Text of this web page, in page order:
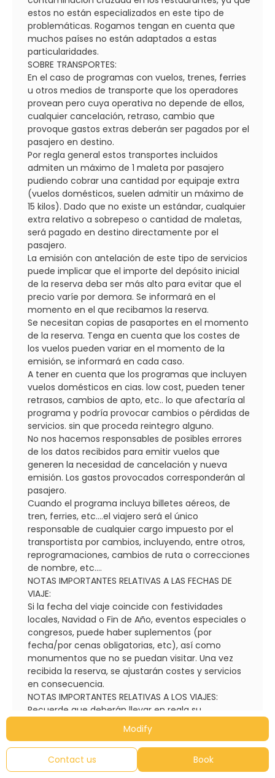
Modify
Contact us Book
estos no están especializados en este tipo de
problemáticas. Rogamos tengan en cuenta que
muchos países no están adaptados a estas
particularidades.
SOBRE TRANSPORTES:
En el caso de programas con vuelos, trenes, ferries
u otros medios de transporte que los operadores
provean pero cuya operativa no depende de ellos,
cualquier cancelación, retraso, cambio que
provoque gastos extras deberán ser pagados por el
pasajero en destino.
Por regla general estos transportes incluidos
admiten un máximo de 1 maleta por pasajero
pudiendo cobrar una cantidad por equipaje extra
(vuelos domésticos, suelen admitir un máximo de
15 kilos). Dado que no existe un estándar, cualquier
extra relativo a sobrepeso o cantidad de maletas,
será pagado en destino directamente por el
pasajero.
La emisión con antelación de este tipo de servicios
puede implicar que el importe del depósito inicial
de la reserva deba ser más alto para evitar que el
precio varíe por demora. Se informará en el
momento en el que recibamos la reserva.
Se necesitan copias de pasaportes en el momento
de la reserva. Tenga en cuenta que los costes de
los vuelos pueden variar en el momento de la
emisión, se informará en cada caso.
A tener en cuenta que los programas que incluyen
vuelos domésticos en cias. low cost, pueden tener
retrasos, cambios de apto, etc.. lo que afectaría al
programa y podría provocar cambios o pérdidas de
servicios. sin que proceda reintegro alguno.
No nos hacemos responsables de posibles errores
de los datos recibidos para emitir vuelos que
generen la necesidad de cancelación y nueva
emisión. Los gastos provocados corresponderán al
pasajero.
Cuando el programa incluya billetes aéreos, de
tren, ferries, etc....el viajero será el único
responsable de cualquier cargo impuesto por el
transportista por cambios, incluyendo, entre otros,
reprogramaciones, cambios de ruta o correcciones
de nombre, etc....
NOTAS IMPORTANTES RELATIVAS A LAS FECHAS DE
VIAJE:
Si la fecha del viaje coincide con festividades
locales, Navidad o Fin de Año, eventos especiales o
congresos, puede haber suplementos (por
fecha/por cenas obligatorias, etc), así como
monumentos que no se puedan visitar. Una vez
recibida la reserva, se ajustarán costes y servicios
en consecuencia.
NOTAS IMPORTANTES RELATIVAS A LOS VIAJES:
Recuerde que deberán llevar en regla su
documentación personal (pasaportes, visados,
certificados de vacunación, etc.). Caso de ser
denegada su entrada en el país por carecer de los
requisitos o por defecto en la documentación
exigida, o por no ser portador de la misma,